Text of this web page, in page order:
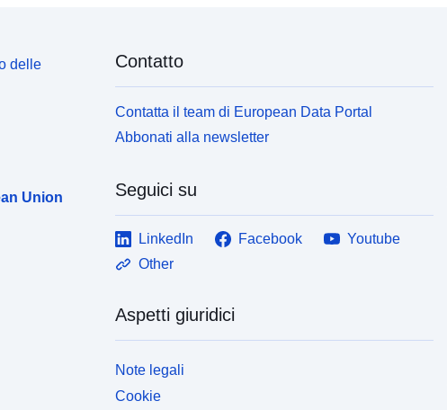
delle
Union
Contatto
Contatta il team di European Data Portal
Abbonati alla newsletter
Seguici su
LinkedIn Facebook
Youtube
Other
Aspetti giuridici
Note legali
Cookie